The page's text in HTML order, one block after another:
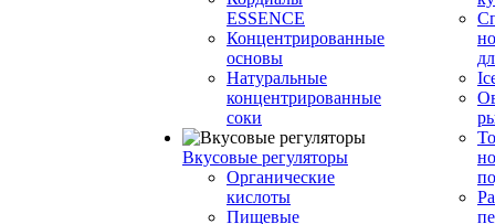
ESSENCE
Концентрированные
основы
Натуральные
концентрированные
соки
Вкусовые регуляторы
Органические
кислоты
Пищевые